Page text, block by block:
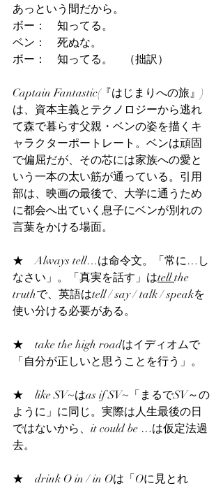
あっという間だから。
ボー：　知ってる。
ベン：　死ぬな。
ボー：　知ってる。　（拙訳）
Captain Fantastic(『はじまりへの旅』)
は、資本主義とテクノロジーから逃れ
て森で暮らす父親・ベンの姿を描くキ
ャラクターポートレート。ベンは頑固
で偏屈だが、その芯には家族への愛と
いう一本の太い筋が通っている。引用
部は、映画の最後で、大学に通うため
に都会へ出ていく息子にベンが別れの
言葉をかける場面。
★    Always tell…は命令文。「常に…し
なさい」。「真実を話す」はtell the
truthで、英語はtell / say / talk / speakを
使い分ける必要がある。
★    take the high roadはイディオムで
「自分が正しいと思うことを行う」。
★    like SV~はas if SV~「まるでSV～の
ように」に同じ。実際は人生最後の日
ではないから、it could be …は仮定法過
去。
★    drink O in / in Oは「Oに見とれ